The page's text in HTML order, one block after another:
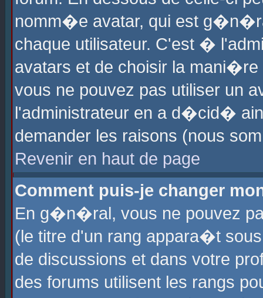
nomm�e avatar, qui est
chaque utilisateur. C'est �
avatars et de choisir la
vous ne pouvez pas utiliser un
l'administrateur en a d�cid�
demander les raisons (nous
Revenir en haut de page
Comment puis-je changer
En g�n�ral, vous ne pouvez
(le titre d'un rang appara�t
de discussions et dans votre
des forums utilisent les rangs